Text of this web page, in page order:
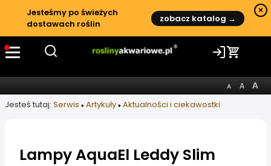
Jesteśmy po świeżych
dostawach roślin
zobacz katalog →
×
Jesteś tutaj: Serwis Artykuły Aktualności i ciekawostki
Lampy AquaEl Leddy Slim